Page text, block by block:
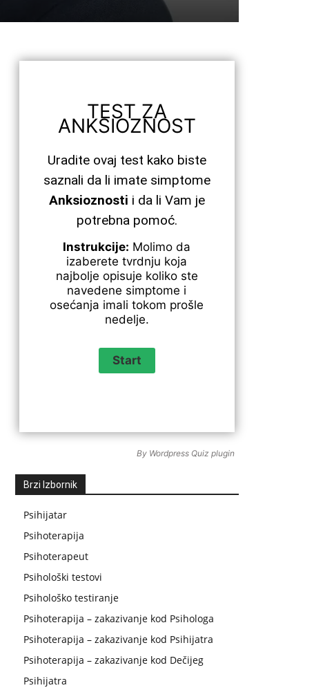
TEST ZA
ANKSIOZNOST
Uradite ovaj test kako biste
saznali da li imate simptome
Anksioznosti i da li Vam je
potrebna pomoć.
Instrukcije: Molimo da
izaberete tvrdnju koja
najbolje opisuje koliko ste
navedene simptome i
osećanja imali tokom prošle
nedelje.
By Wordpress Quiz plugin
Brzi Izbornik
Psihijatar
Psihoterapija
Psihoterapeut
Psihološki testovi
Psihološko testiranje
Psihoterapija – zakazivanje kod Psihologa
Psihoterapija – zakazivanje kod Psihijatra
Psihoterapija – zakazivanje kod Dečijeg
Psihijatra